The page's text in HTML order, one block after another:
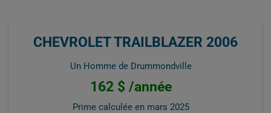
CHEVROLET TRAILBLAZER 2006
Un Homme de Drummondville
162 $ /année
Prime calculée en mars 2025